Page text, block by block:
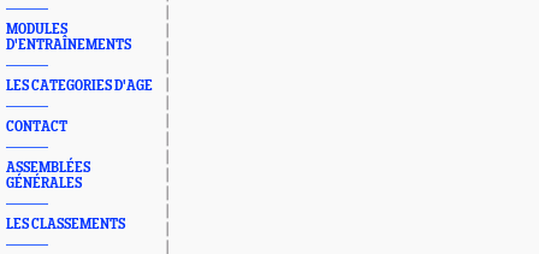
MODULES
D'ENTRAÎNEMENTS
LES CATEGORIES D'AGE
CONTACT
ASSEMBLÉES
GÉNÉRALES
LES CLASSEMENTS